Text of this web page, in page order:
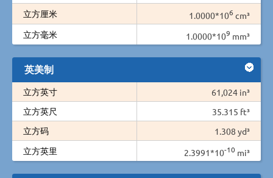
立方厘米
1.0000*106 cm³
立方毫米
1.0000*109 mm³
英美制
立方英寸
61,024 in³
立方英尺
35.315 ft³
立方码
1.308 yd³
立方英里
2.3991*10-10 mi³